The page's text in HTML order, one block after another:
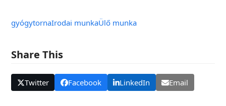
gyógytornaIrodai munkaÜlő munka
Share This
Twitter Facebook LinkedIn Email